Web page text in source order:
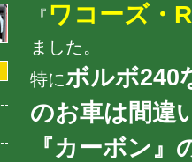
『 ワコーズ・
ました。
特にボルボ240
のお車は間違
『カーボン』